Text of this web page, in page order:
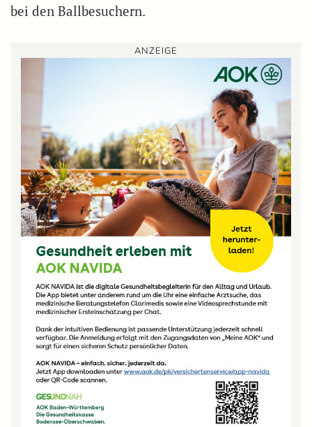
bei den Ballbesuchern.
ANZEIGE